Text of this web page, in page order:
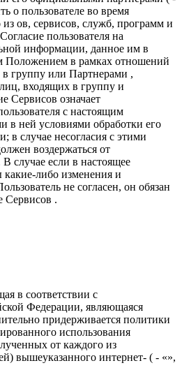
о пользователе во время
ов, сервисов, служб, программ и
пользователя на
информации, данное им в
Положением в рамках отношений
группу или Партнерами ,
лиц, входящих в группу и
Сервисов означает
с настоящим
в ней условиями обработки его
в случае несогласия с этими
воздержаться от
случае если в настоящее
либо изменения и
не согласен, он обязан
Сервисов .
в соответствии с
Федерации, являющаяся
придерживается политики
использования
от каждого из
вышеуказанного интернет- ( - «»,